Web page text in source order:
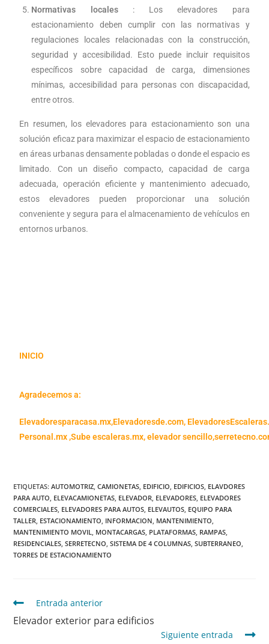
Normativas locales: Los elevadores para
estacionamiento deben cumplir con las normativas y
regulaciones locales relacionadas con la construcción,
seguridad y accesibilidad. Esto puede incluir requisitos
específicos sobre capacidad de carga, dimensiones
mínimas, accesibilidad para personas con discapacidad,
entre otros.
En resumen, los elevadores para estacionamiento son una
solución eficaz para maximizar el espacio de estacionamiento
en áreas urbanas densamente pobladas o donde el espacio es
limitado. Con un diseño compacto, capacidad de carga
adecuada, operación eficiente y mantenimiento adecuado,
estos elevadores pueden proporcionar una solución
conveniente y segura para el almacenamiento de vehículos en
entornos urbanos.
INICIO
Agradecemos a:
Elevadoresparacasa.mx,Elevadoresde.com,
Personal.mx ,Sube escaleras.mx,elevador sencillo,
ETIQUETAS:AUTOMOTRIZ, CAMIONETAS, EDIFICIO, EDIFICIOS, ELAVDORES
PARA AUTO, ELEVACAMIONETAS, ELEVADOR, ELEVADORES, ELEVADORES
COMERCIALES, ELEVADORES PARA AUTOS, ELEVAUTOS, EQUIPO PARA
TALLER, ESTACIONAMIENTO, INFORMACION, MANTENIMIENTO,
MANTENIMIENTO MOVIL, MONTACARGAS, PLATAFORMAS, RAMPAS,
RESIDENCIALES, SERRETECNO, SISTEMA DE 4 COLUMNAS, SUBTERRANEO,
TORRES DE ESTACIONAMIENTO
Entrada anterior
Elevador exterior para edificios
Siguiente entrada